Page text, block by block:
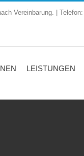
Vereinbarung. |
LEISTUNGEN